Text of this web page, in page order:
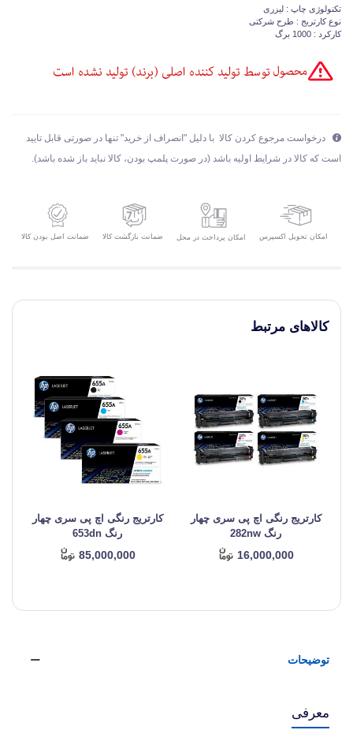
تکنولوژی چاپ : لیزری
نوع کارتریج : طرح شرکتی
کارکرد : 1000 برگ
درخواست مرجوع کردن کالا با دلیل "انصراف از خرید" تنها در صورتی قابل تایید
است که کالا در شرایط اولیه باشد (در صورت پلمپ بودن، کالا نباید باز شده باشد).
امکان تحویل اکسپرس امکان پرداخت در محل ضمانت بازگشت کالا ضمانت اصل بودن کالا
کالاهای مرتبط
کارتریج رنگی اچ پی سری چهار
رنگ 282nw
16,000,000
کارتریج رنگی اچ پی سری چهار
رنگ 653dn
85,000,000
توضیحات
معرفی